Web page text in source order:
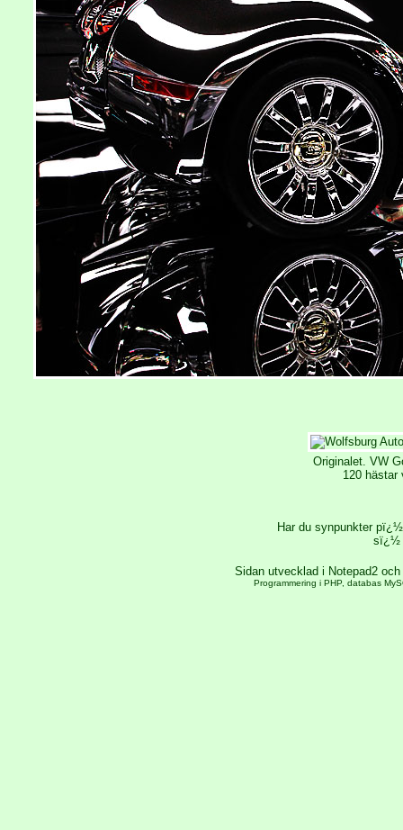
Originalet. VW
120 hästar
Har du synpunkter
sï¿½
Sidan utvecklad i Notepad2 och
Programmering i PHP, databas